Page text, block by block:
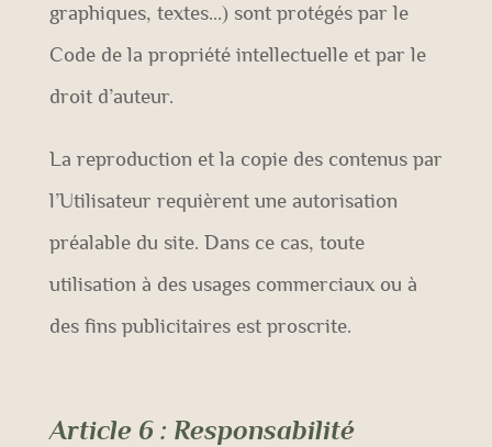
graphiques, textes…) sont protégés par le
Code de la propriété intellectuelle et par le
droit d’auteur.
La reproduction et la copie des contenus par
l’Utilisateur requièrent une autorisation
préalable du site. Dans ce cas, toute
utilisation à des usages commerciaux ou à
des fins publicitaires est proscrite.
Article 6: Responsabilité